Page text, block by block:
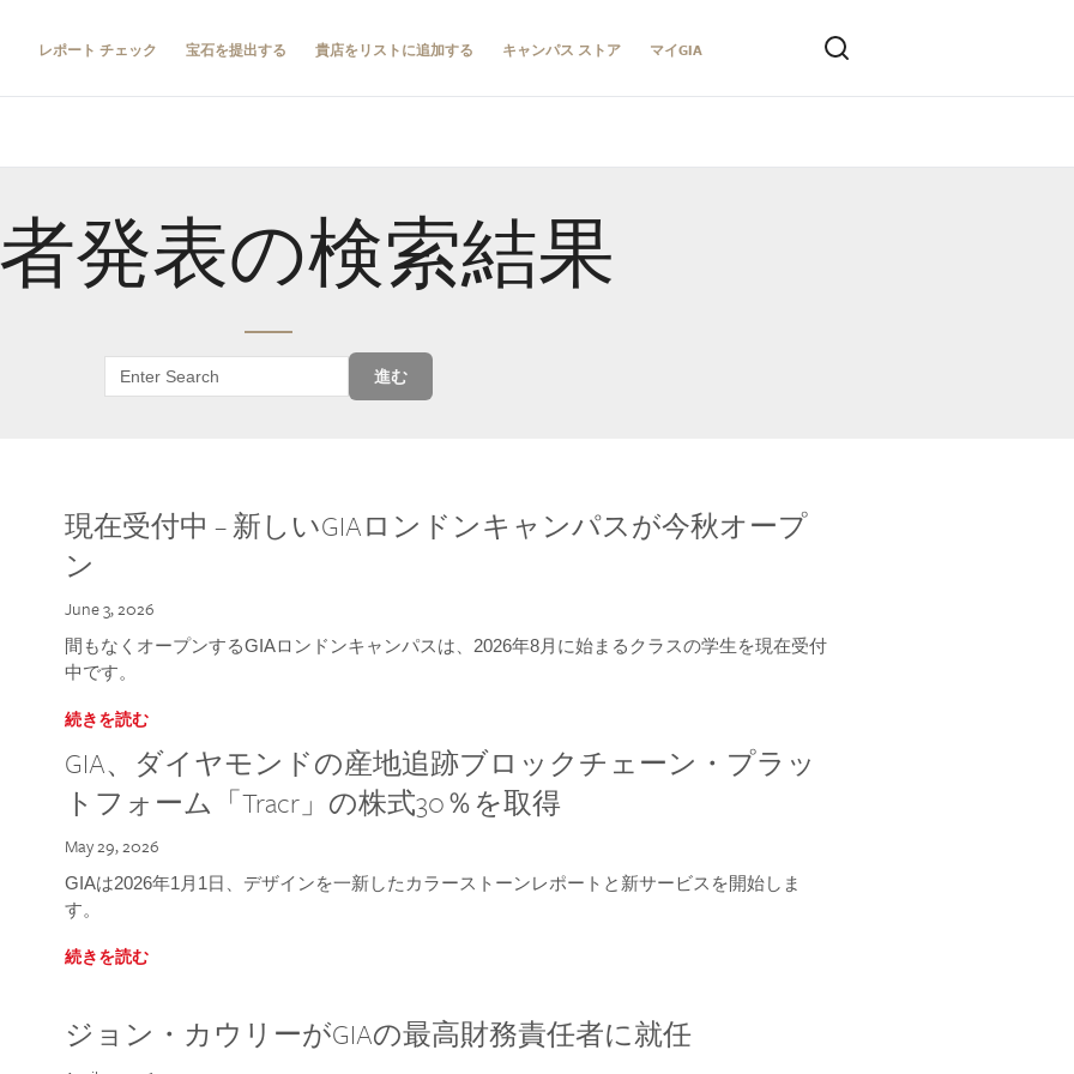
レポート チェック 宝石を提出する 貴店をリストに追加する キャンパス ストア マイGIA
発表の検索結果
進む
現在受付中 – 新しいGIAロンドンキャンパスが今秋オープ
ン
June 3, 2026
間もなくオープンするGIAロンドンキャンパスは、2026年8月に始まるクラスの学生を現在受付
中です。
続きを読む
GIA、ダイヤモンドの産地追跡ブロックチェーン・プラッ
トフォーム「Tracr」の株式30％を取得
May 29, 2026
GIAは2026年1月1日、デザインを一新したカラーストーンレポートと新サービスを開始しま
す。
続きを読む
ジョン・カウリーがGIAの最高財務責任者に就任